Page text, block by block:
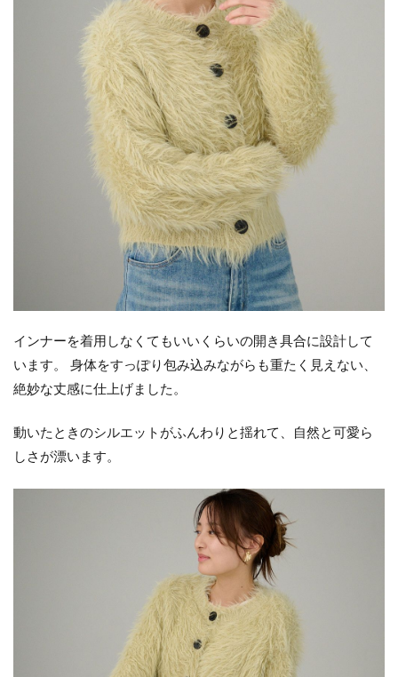
インナーを着用しなくてもいいくらいの開き具合に設計して
います。 身体をすっぽり包み込みながらも重たく見えない、
絶妙な丈感に仕上げました。
動いたときのシルエットがふんわりと揺れて、自然と可愛ら
しさが漂います。